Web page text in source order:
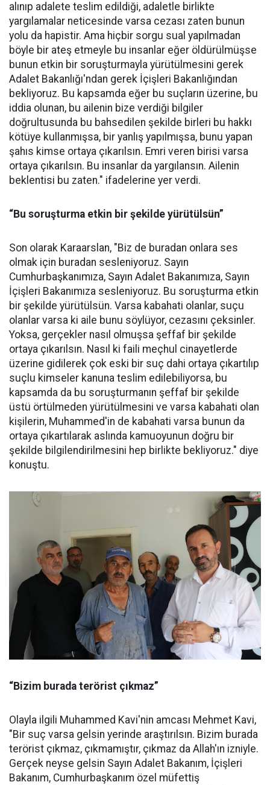
alınıp adalete teslim edildiği, adaletle birlikte
yargılamalar neticesinde varsa cezası zaten bunun
yolu da hapistir. Ama hiçbir sorgu sual yapılmadan
böyle bir ateş etmeyle bu insanlar eğer öldürülmüşse
bunun etkin bir soruşturmayla yürütülmesini gerek
Adalet Bakanlığı'ndan gerek İçişleri Bakanlığından
bekliyoruz. Bu kapsamda eğer bu suçların üzerine, bu
iddia olunan, bu ailenin bize verdiği bilgiler
doğrultusunda bu bahsedilen şekilde birleri bu hakkı
kötüye kullanmışsa, bir yanlış yapılmışsa, bunu yapan
şahıs kimse ortaya çıkarılsın. Emri veren birisi varsa
ortaya çıkarılsın. Bu insanlar da yargılansın. Ailenin
beklentisi bu zaten." ifadelerine yer verdi.
“Bu soruşturma etkin bir şekilde yürütülsün”
Son olarak Karaarslan, "Biz de buradan onlara ses
olmak için buradan sesleniyoruz. Sayın
Cumhurbaşkanımıza, Sayın Adalet Bakanımıza, Sayın
İçişleri Bakanımıza sesleniyoruz. Bu soruşturma etkin
bir şekilde yürütülsün. Varsa kabahati olanlar, suçu
olanlar varsa ki aile bunu söylüyor, cezasını çeksinler.
Yoksa, gerçekler nasıl olmuşsa şeffaf bir şekilde
ortaya çıkarılsın. Nasıl ki faili meçhul cinayetlerde
üzerine gidilerek çok eski bir suç dahi ortaya çıkartılıp
suçlu kimseler kanuna teslim edilebiliyorsa, bu
kapsamda da bu soruşturmanın şeffaf bir şekilde
üstü örtülmeden yürütülmesini ve varsa kabahati olan
kişilerin, Muhammed'in de kabahati varsa bunun da
ortaya çıkartılarak aslında kamuoyunun doğru bir
şekilde bilgilendirilmesini hep birlikte bekliyoruz." diye
konuştu.
“Bizim burada terörist çıkmaz”
Olayla ilgili Muhammed Kavi'nin amcası Mehmet Kavi,
"Bir suç varsa gelsin yerinde araştırılsın. Bizim burada
terörist çıkmaz, çıkmamıştır, çıkmaz da Allah'ın izniyle.
Gerçek neyse gelsin Sayın Adalet Bakanım, İçişleri
Bakanım, Cumhurbaşkanım özel müfettiş